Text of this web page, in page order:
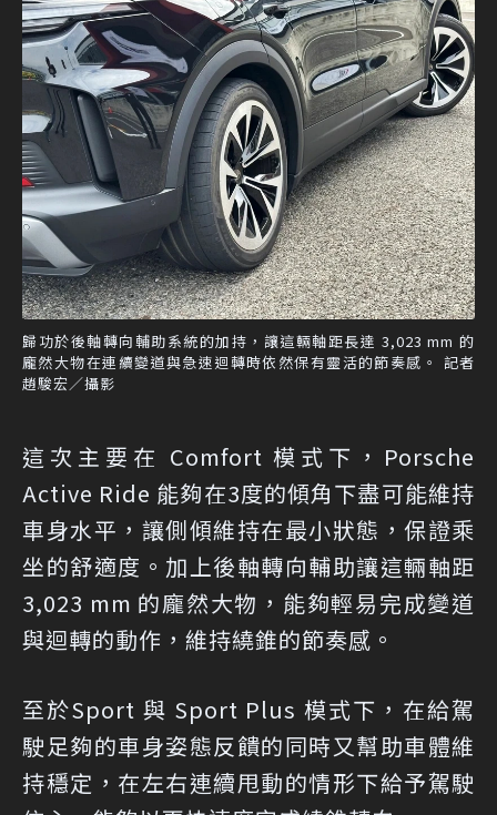
歸功於後軸轉向輔助系統的加持，讓這輛軸距長達 3,023 mm 的
龐然大物在連續變道與急速迴轉時依然保有靈活的節奏感。 記者
趙駿宏／攝影
這次主要在 Comfort 模式下，Porsche
Active Ride 能夠在3度的傾角下盡可能維持
車身水平，讓側傾維持在最小狀態，保證乘
坐的舒適度。加上後軸轉向輔助讓這輛軸距
3,023 mm 的龐然大物，能夠輕易完成變道
與迴轉的動作，維持繞錐的節奏感。
至於Sport 與 Sport Plus 模式下，在給駕
駛足夠的車身姿態反饋的同時又幫助車體維
持穩定，在左右連續甩動的情形下給予駕駛